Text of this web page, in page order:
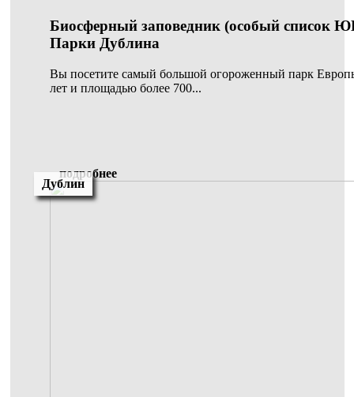
Биосферный заповедник (особый список
Парки Дублина
Вы посетите самый большой огороженный парк
лет и площадью более 700...
подробнее
Дублин